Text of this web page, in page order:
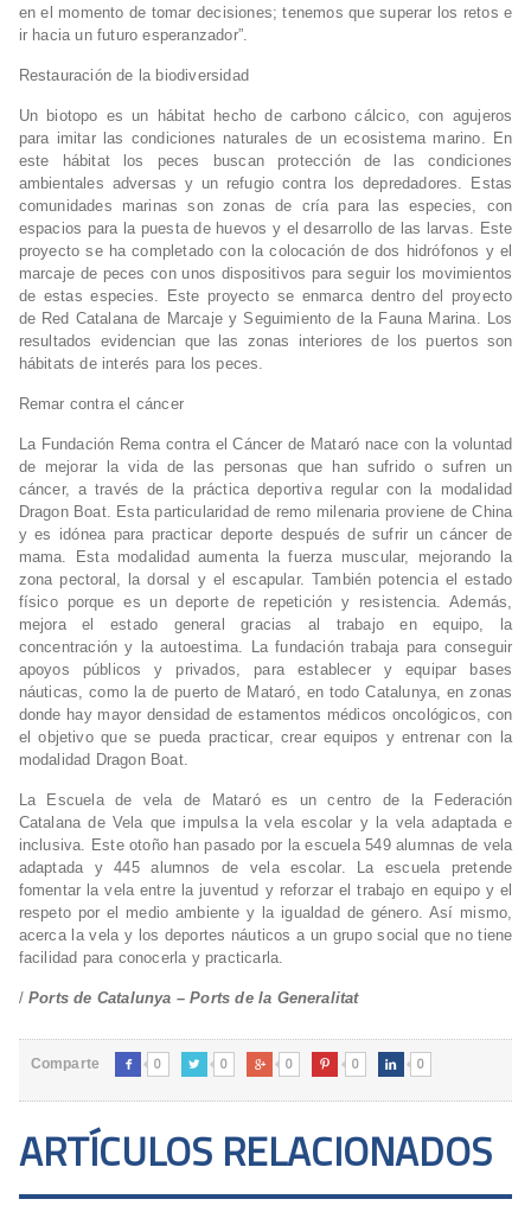
en el momento de tomar decisiones; tenemos que superar los retos e
ir hacia un futuro esperanzador”.
Restauración de la biodiversidad
Un biotopo es un hábitat hecho de carbono cálcico, con agujeros
para imitar las condiciones naturales de un ecosistema marino. En
este hábitat los peces buscan protección de las condiciones
ambientales adversas y un refugio contra los depredadores. Estas
comunidades marinas son zonas de cría para las especies, con
espacios para la puesta de huevos y el desarrollo de las larvas. Este
proyecto se ha completado con la colocación de dos hidrófonos y el
marcaje de peces con unos dispositivos para seguir los movimientos
de estas especies. Este proyecto se enmarca dentro del proyecto
de Red Catalana de Marcaje y Seguimiento de la Fauna Marina. Los
resultados evidencian que las zonas interiores de los puertos son
hábitats de interés para los peces.
Remar contra el cáncer
La Fundación Rema contra el Cáncer de Mataró nace con la voluntad
de mejorar la vida de las personas que han sufrido o sufren un
cáncer, a través de la práctica deportiva regular con la modalidad
Dragon Boat. Esta particularidad de remo milenaria proviene de China
y es idónea para practicar deporte después de sufrir un cáncer de
mama. Esta modalidad aumenta la fuerza muscular, mejorando la
zona pectoral, la dorsal y el escapular. También potencia el estado
físico porque es un deporte de repetición y resistencia. Además,
mejora el estado general gracias al trabajo en equipo, la
concentración y la autoestima. La fundación trabaja para conseguir
apoyos públicos y privados, para establecer y equipar bases
náuticas, como la de puerto de Mataró, en todo Catalunya, en zonas
donde hay mayor densidad de estamentos médicos oncológicos, con
el objetivo que se pueda practicar, crear equipos y entrenar con la
modalidad Dragon Boat.
La Escuela de vela de Mataró es un centro de la Federación
Catalana de Vela que impulsa la vela escolar y la vela adaptada e
inclusiva. Este otoño han pasado por la escuela 549 alumnas de vela
adaptada y 445 alumnos de vela escolar. La escuela pretende
fomentar la vela entre la juventud y reforzar el trabajo en equipo y el
respeto por el medio ambiente y la igualdad de género. Así mismo,
acerca la vela y los deportes náuticos a un grupo social que no tiene
facilidad para conocerla y practicarla.
/Ports de Catalunya – Ports de la Generalitat
Comparte  0  0  0  0  0
ARTÍCULOS RELACIONADOS